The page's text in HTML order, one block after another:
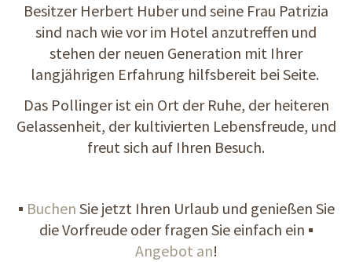
Besitzer Herbert Huber und seine Frau Patrizia
sind nach wie vor im Hotel anzutreffen und
stehen der neuen Generation mit Ihrer
langjährigen Erfahrung hilfsbereit bei Seite.
Das Pollinger ist ein Ort der Ruhe, der heiteren
Gelassenheit, der kultivierten Lebensfreude, und
freut sich auf Ihren Besuch.
▪ Buchen Sie jetzt Ihren Urlaub und genießen Sie
die Vorfreude oder fragen Sie einfach ein ▪
Angebot an!